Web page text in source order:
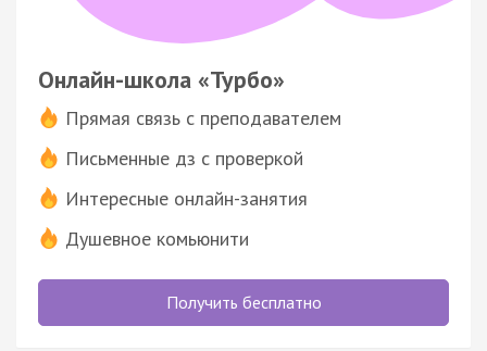
Онлайн-школа «Турбо»
Прямая связь с преподавателем
Письменные дз с проверкой
Интересные онлайн-занятия
Душевное комьюнити
Получить бесплатно